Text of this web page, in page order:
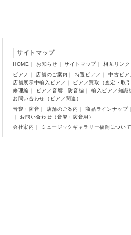
サイトマップ
HOME ｜ お知らせ ｜サイトマップ ｜相互リンク
ピアノ
｜ 店舗のご案内 ｜ 特選ピアノ ｜中古ピア
店舗展示中輸入ピアノ
｜ ピアノ買取（査定・取引
修理編 ｜ ピアノ音響・防音編 ｜ 輸入ピアノ知識
お問い合わせ（ピアノ関連）
音響・防音 ｜ 店舗のご案内 ｜商品ラインナップ
｜ お問い合わせ（音響・防音用）
会社案内 ｜ ミュージックギャラリー福岡について